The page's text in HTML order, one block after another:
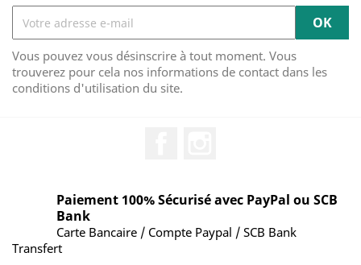
Vous pouvez vous désinscrire à tout moment. Vous
trouverez pour cela nos informations de contact dans les
conditions d'utilisation du site.
Paiement 100% Sécurisé avec PayPal ou SCB
Bank
Carte Bancaire / Compte Paypal / SCB Bank
Transfert